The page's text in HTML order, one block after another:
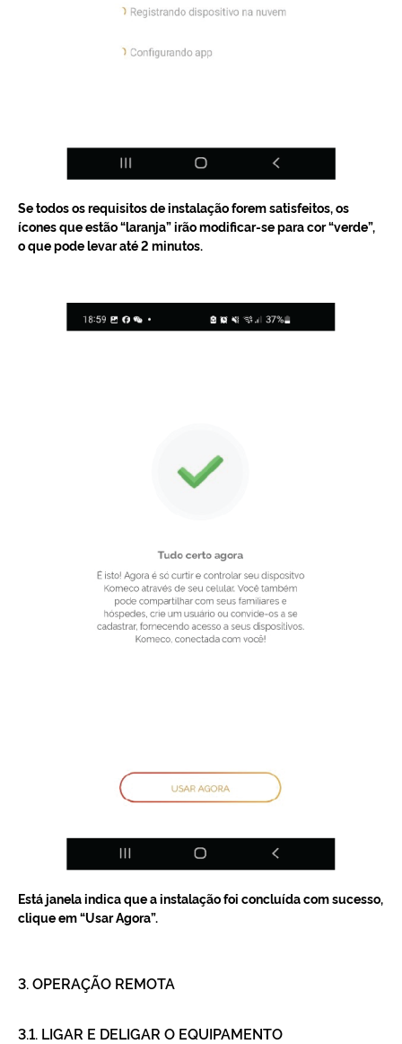
Se todos os requisitos de instalação forem satisfeitos, os
ícones que estão “laranja” irão modificar-se para cor “verde”,
o que pode levar até 2 minutos.
Está janela indica que a instalação foi concluída com sucesso,
clique em “Usar Agora”.
3. OPERAÇÃO REMOTA
3.1. LIGAR E DELIGAR O EQUIPAMENTO